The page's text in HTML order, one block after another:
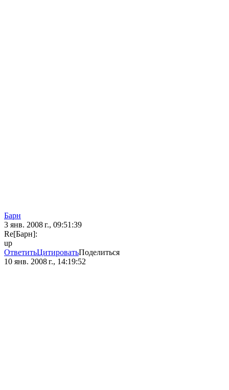
Барн
3 янв. 2008 г., 09:51:39
Re[Барн]:
up
ОтветитьЦитироватьПоделиться
10 янв. 2008 г., 14:19:52